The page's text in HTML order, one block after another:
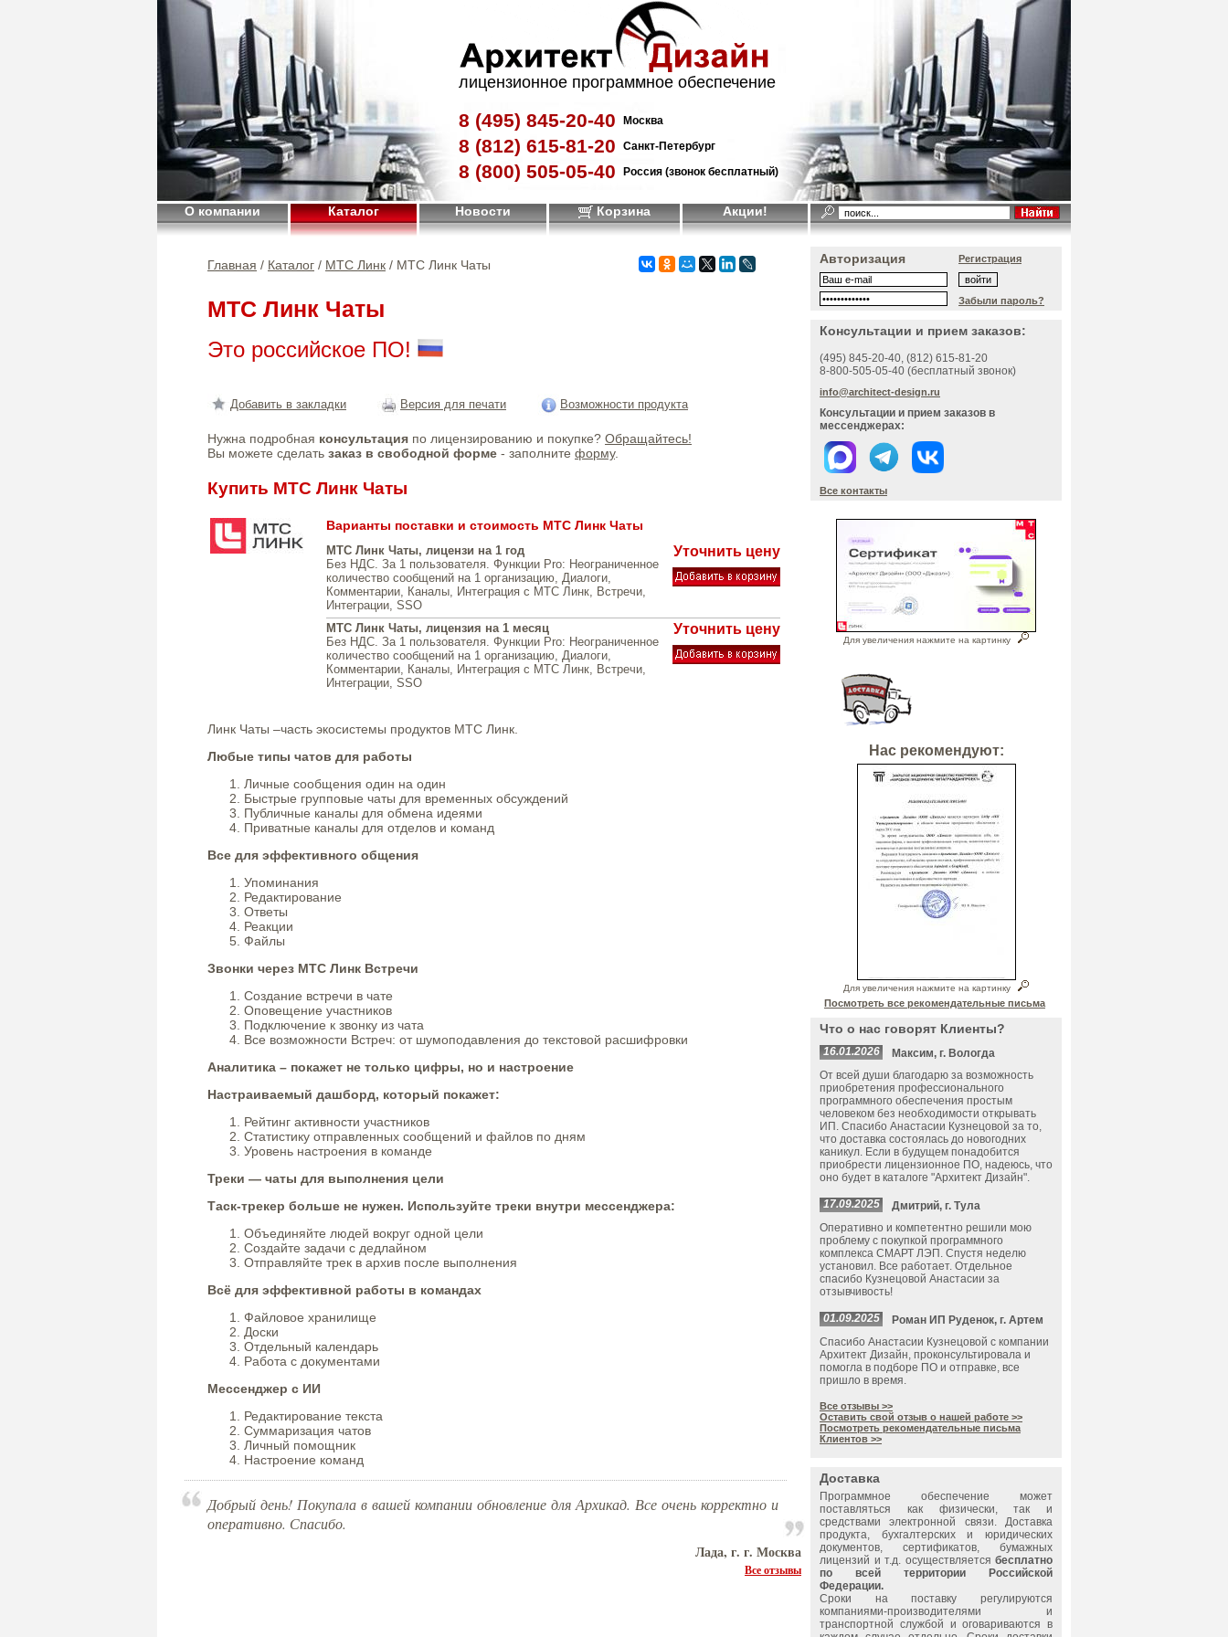
лицензионное программное обеспечение
8 (495) 845-20-40 Москва
8 (812) 615-81-20 Санкт-Петербург
8 (800) 505-05-40 Россия (звонок бесплатный)
О компании Каталог Новости Корзина Акции!
Главная / Каталог / МТС Линк / МТС Линк Чаты
МТС Линк Чаты
Это российское ПО!
Добавить в закладки Версия для печати Возможности продукта
Нужна подробная консультация по лицензированию и покупке? Обращайтесь!
Вы можете сделать заказ в свободной форме - заполните форму.
Купить МТС Линк Чаты
Варианты поставки и стоимость МТС Линк Чаты
МТС Линк Чаты, лицензи на 1 год
Без НДС. За 1 пользователя. Функции Pro: Неограниченное
количество сообщений на 1 организацию, Диалоги,
Комментарии, Каналы, Интеграция с МТС Линк, Встречи,
Интеграции, SSO
Уточнить цену
МТС Линк Чаты, лицензия на 1 месяц
Без НДС. За 1 пользователя. Функции Pro: Неограниченное
количество сообщений на 1 организацию, Диалоги,
Комментарии, Каналы, Интеграция с МТС Линк, Встречи,
Интеграции, SSO
Уточнить цену
Линк Чаты –часть экосистемы продуктов МТС Линк.
Любые типы чатов для работы
Личные сообщения один на один
Быстрые групповые чаты для временных обсуждений
Публичные каналы для обмена идеями
Приватные каналы для отделов и команд
Все для эффективного общения
Упоминания
Редактирование
Ответы
Реакции
Файлы
Звонки через МТС Линк Встречи
Создание встречи в чате
Оповещение участников
Подключение к звонку из чата
Все возможности Встреч: от шумоподавления до текстовой расшифровки
Аналитика – покажет не только цифры, но и настроение
Настраиваемый дашборд, который покажет:
Рейтинг активности участников
Статистику отправленных сообщений и файлов по дням
Уровень настроения в команде
Треки — чаты для выполнения цели
Таск-трекер больше не нужен. Используйте треки внутри мессенджера:
Объединяйте людей вокруг одной цели
Создайте задачи с дедлайном
Отправляйте трек в архив после выполнения
Всё для эффективной работы в командах
Файловое хранилище
Доски
Отдельный календарь
Работа с документами
Мессенджер с ИИ
Редактирование текста
Суммаризация чатов
Личный помощник
Настроение команд
Добрый день! Покупала в вашей компании обновление для Архикад. Все очень корректно и
оперативно. Спасибо.
Лада, г. г. Москва
Все отзывы
Авторизация Регистрация
Забыли пароль?
Консультации и прием заказов:
(495) 845-20-40, (812) 615-81-20
8-800-505-05-40 (бесплатный звонок)
info@architect-design.ru
Консультации и прием заказов в
мессенджерах:
Все контакты
Для увеличения нажмите на картинку
Нас рекомендуют:
Для увеличения нажмите на картинку
Посмотреть все рекомендательные письма
Что о нас говорят Клиенты?
16.01.2026
Максим, г. Вологда
От всей души благодарю за возможность
приобретения профессионального
программного обеспечения простым
человеком без необходимости открывать
ИП. Спасибо Анастасии Кузнецовой за то,
что доставка состоялась до новогодних
каникул. Если в будущем понадобится
приобрести лицензионное ПО, надеюсь, что
оно будет в каталоге "Архитект Дизайн".
17.09.2025
Дмитрий, г. Тула
Оперативно и компетентно решили мою
проблему с покупкой программного
комплекса СМАРТ ЛЭП. Спустя неделю
установил. Все работает. Отдельное
спасибо Кузнецовой Анастасии за
отзывчивость!
01.09.2025
Роман ИП Руденок, г. Артем
Спасибо Анастасии Кузнецовой с компании
Архитект Дизайн, проконсультировала и
помогла в подборе ПО и отправке, все
пришло в время.
Все отзывы >>
Оставить свой отзыв о нашей работе >>
Посмотреть рекомендательные письма
Клиентов >>
Доставка
Программное обеспечение может
поставляться как физически, так и
средствами электронной связи. Доставка
продукта, бухгалтерских и юридических
документов, сертификатов, бумажных
лицензий и т.д. осуществляется бесплатно
по всей территории Российской
Федерации.
Сроки на поставку регулируются
компаниями-производителями и
транспортной службой и оговариваются в